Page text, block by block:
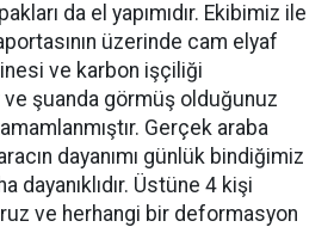
da el yapımıdır. Ekibimiz ile
üzerinde cam elyaf
ve karbon işçiliği
ve şuanda görmüş olduğunuz
Gerçek araba
dayanımı günlük bindiğimiz
dayanıklıdır. Üstüne 4 kişi
ve herhangi bir deformasyon